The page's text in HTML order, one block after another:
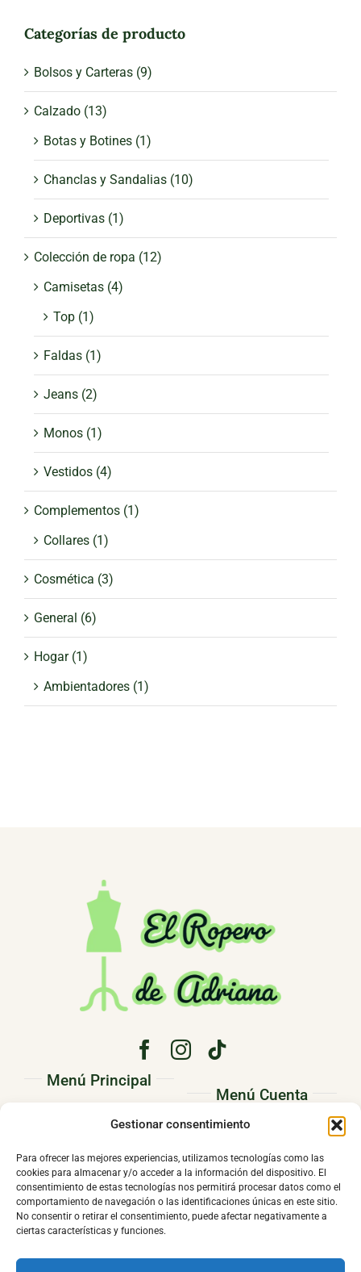
Gestionar consentimiento
Para ofrecer las mejores experiencias, utilizamos tecnologías como las
cookies para almacenar y/o acceder a la información del dispositivo. El
consentimiento de estas tecnologías nos permitirá procesar datos como el
comportamiento de navegación o las identificaciones únicas en este sitio.
No consentir o retirar el consentimiento, puede afectar negativamente a
ciertas características y funciones.
Categorías de producto
Bolsos y Carteras (9)
Calzado (13)
Botas y Botines (1)
Chanclas y Sandalias (10)
Deportivas (1)
Colección de ropa (12)
Camisetas (4)
Top (1)
Faldas (1)
Jeans (2)
Monos (1)
Vestidos (4)
Complementos (1)
Collares (1)
Cosmética (3)
General (6)
Hogar (1)
Ambientadores (1)
Menú Principal
TIENDA
CONTACTO
Menú Cuenta
Pedidos
Direcciones
Mi cuenta